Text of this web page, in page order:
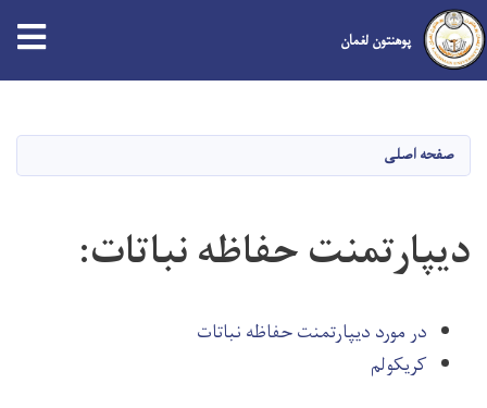
content
پوهنتون لغمان
صفحه اصلی
دیپارتمنت حفاظه نباتات:
در مورد دیپارتمنت حفاظه نباتات
کریکولم